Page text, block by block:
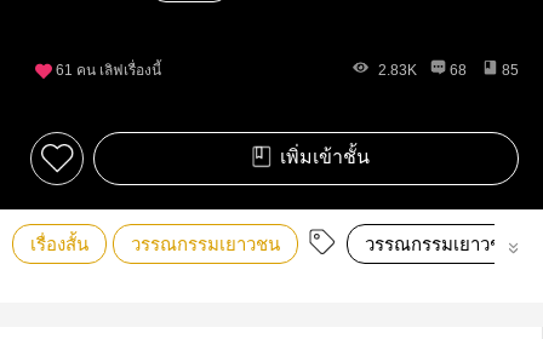
61 คน เลิฟเรื่องนี้ 2.83K 68 85
เพิ่มเข้าชั้น
เรื่องสั้น วรรณกรรมเยาวชน วรรณกรรมเยาวชน